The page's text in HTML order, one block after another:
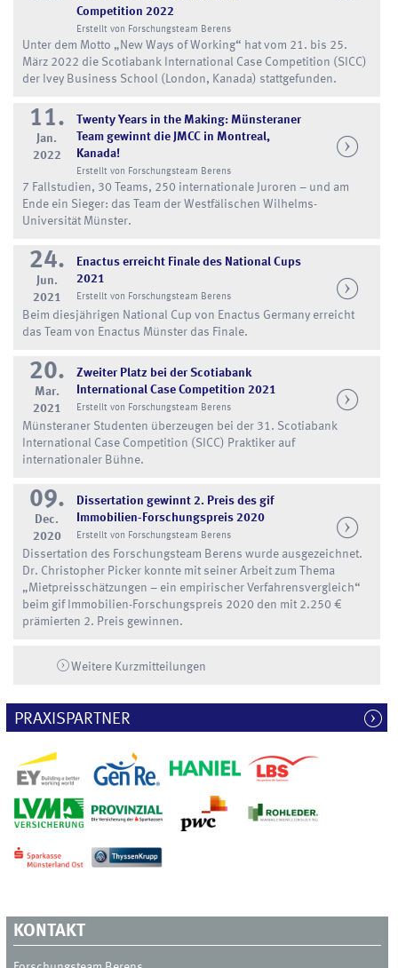
Competition 2022
Erstellt von Forschungsteam Berens
Unter dem Motto „New Ways of Working“ hat vom 21. bis 25.
März 2022 die Scotiabank International Case Competition (SICC)
der Ivey Business School (London, Kanada) stattgefunden.
11.
Jan.
2022
Twenty Years in the Making: Münsteraner
Team gewinnt die JMCC in Montreal,
Kanada!
Erstellt von Forschungsteam Berens
7 Fallstudien, 30 Teams, 250 internationale Juroren – und am
Ende ein Sieger: das Team der Westfälischen Wilhelms-
Universität Münster.
24.
Jun.
2021
Enactus erreicht Finale des National Cups
2021
Erstellt von Forschungsteam Berens
Beim diesjährigen National Cup von Enactus Germany erreicht
das Team von Enactus Münster das Finale.
20.
Mar.
2021
Zweiter Platz bei der Scotiabank
International Case Competition 2021
Erstellt von Forschungsteam Berens
Münsteraner Studenten überzeugen bei der 31. Scotiabank
International Case Competition (SICC) Praktiker auf
internationaler Bühne.
09.
Dec.
2020
Dissertation gewinnt 2. Preis des gif
Immobilien-Forschungspreis 2020
Erstellt von Forschungsteam Berens
Dissertation des Forschungsteam Berens wurde ausgezeichnet.
Dr. Christopher Picker konnte mit seiner Arbeit zum Thema
„Mietpreisschätzungen – ein empirischer Verfahrensvergleich“
beim gif Immobilien-Forschungspreis 2020 den mit 2.250 €
prämierten 2. Preis gewinnen.
Weitere Kurzmitteilungen
PRAXISPARTNER
KONTAKT